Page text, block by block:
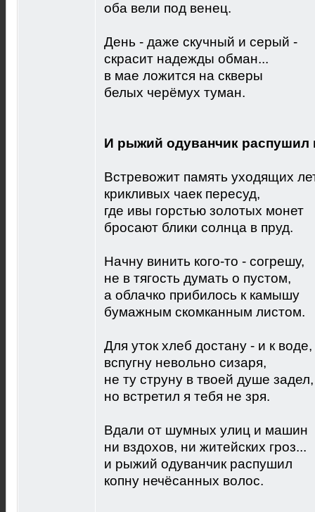
оба вели под венец.
День - даже скучный и серый -
скрасит надежды обман...
в мае ложится на скверы
белых черёмух туман.
И рыжий одуванчик распушил
Встревожит память уходящих
крикливых чаек пересуд,
где ивы горстью золотых монет
бросают блики солнца в пруд.
Начну винить кого-то - согрешу,
не в тягость думать о пустом,
а облачко прибилось к камышу
бумажным скомканным листом.
Для уток хлеб достану - и к воде,
вспугну невольно сизаря,
не ту струну в твоей душе задел,
но встретил я тебя не зря.
Вдали от шумных улиц и машин
ни вздохов, ни житейских гроз...
и рыжий одуванчик распушил
копну нечёсанных волос.